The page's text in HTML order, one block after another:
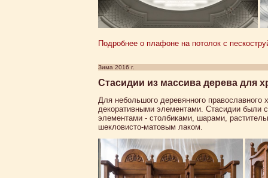
Подробнее о плафоне на потолок с
Зима 2016 г.
Стасидии из массива дерева для
Для небольшого деревянного
декоративными элементами. Стасидии были
элементами - столбиками, шарами,
шекловисто-матовым лаком.